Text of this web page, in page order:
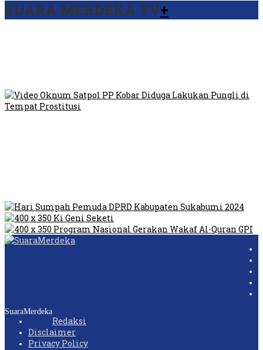
SUARA MERDEKA TV+
SuaraMerdeka
Redaksi
Disclaimer
Privacy Policy